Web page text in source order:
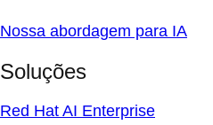
Nossa abordagem para IA
Soluções
Red Hat AI Enterprise